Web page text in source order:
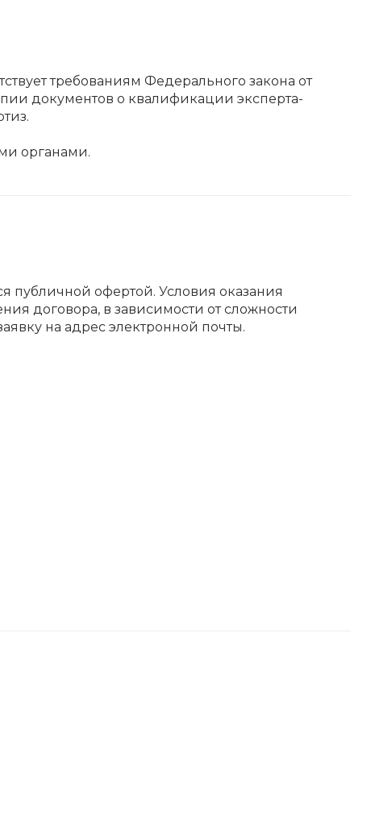
требованиям Федерального закона от
документов о квалификации эксперта-
органами.
публичной офертой. Условия оказания
договора, в зависимости от сложности
на адрес электронной почты.